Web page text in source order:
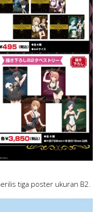
tiga poster ukuran B2.